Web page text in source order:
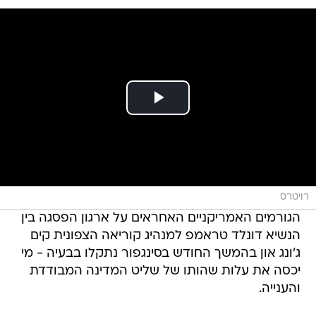
רויטרס
הגורמים האמריקניים האחראים על ארגון הפסגה בין
הנשיא דונלד טראמפ למנהיג קוריאה הצפונית קים
ג'ונג און בהמשך החודש בסינגפור נתקלו בבעיה - מי
יכסה את עלות שהותו של שליט המדינה המבודדת
והענייה.